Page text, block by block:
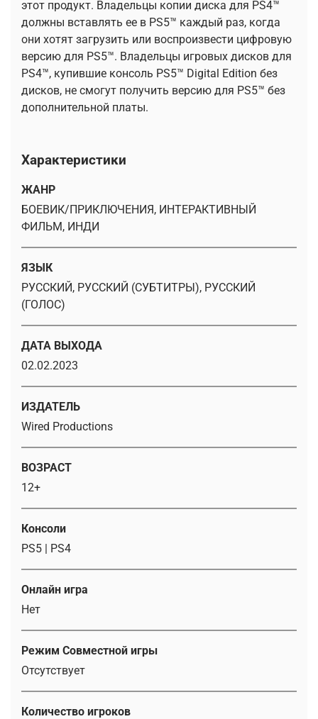
этот продукт. Владельцы копии диска для PS4™
должны вставлять ее в PS5™ каждый раз, когда
они хотят загрузить или воспроизвести цифровую
версию для PS5™. Владельцы игровых дисков для
PS4™, купившие консоль PS5™ Digital Edition без
дисков, не смогут получить версию для PS5™ без
дополнительной платы.
Характеристики
ЖАНР
БОЕВИК/ПРИКЛЮЧЕНИЯ, ИНТЕРАКТИВНЫЙ
ФИЛЬМ, ИНДИ
ЯЗЫК
РУССКИЙ, РУССКИЙ (СУБТИТРЫ), РУССКИЙ
(ГОЛОС)
ДАТА ВЫХОДА
02.02.2023
ИЗДАТЕЛЬ
Wired Productions
ВОЗРАСТ
12+
Консоли
PS5 | PS4
Онлайн игра
Нет
Режим Совместной игры
Отсутствует
Количество игроков